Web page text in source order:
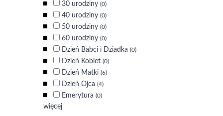
30 urodziny (0)
40 urodziny (0)
50 urodziny (0)
60 urodziny (0)
Dzień Babci i Dziadka (0)
Dzień Kobiet (0)
Dzień Matki (6)
Dzień Ojca (4)
Emerytura (0)
więcej